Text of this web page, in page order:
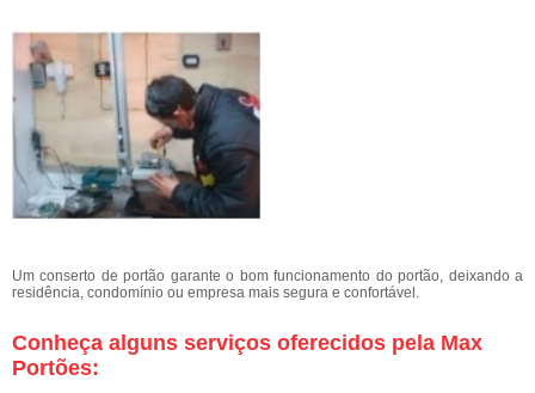
Um conserto de portão garante o bom funcionamento do portão, deixando a
residência, condomínio ou empresa mais segura e confortável.
Conheça alguns serviços oferecidos pela Max
Portões: